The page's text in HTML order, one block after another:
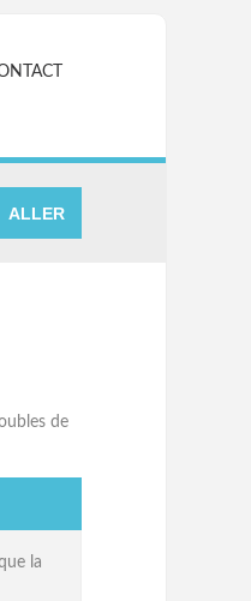
de
la